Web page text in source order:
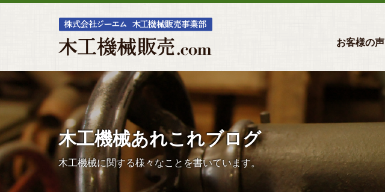
お客様の声
木工機械あれこれブログ
木工機械に関する様々なことを書いています。